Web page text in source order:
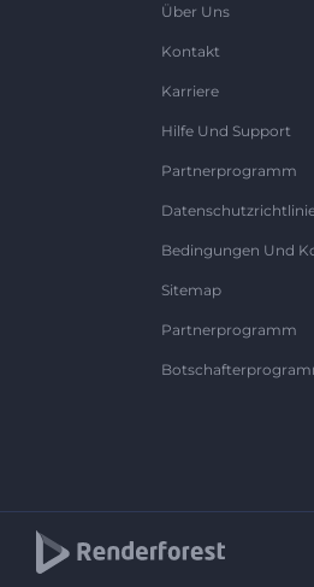
Über Uns
Kontakt
Karriere
Hilfe Und Support
Partnerprogramm
Bedingungen Und
Sitemap
Partnerprogramm